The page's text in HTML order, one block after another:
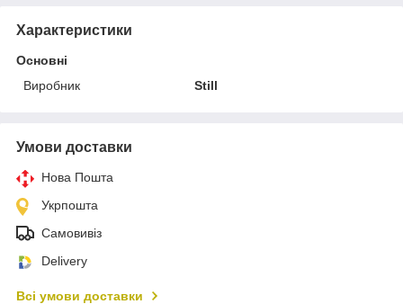
Характеристики
Основні
Виробник
Still
Умови доставки
Нова Пошта
Укрпошта
Самовивіз
Delivery
Всі умови доставки